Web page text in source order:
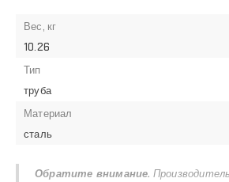
Вес, кг
10.26
Тип
труба
Материал
сталь
Обратите внимание.